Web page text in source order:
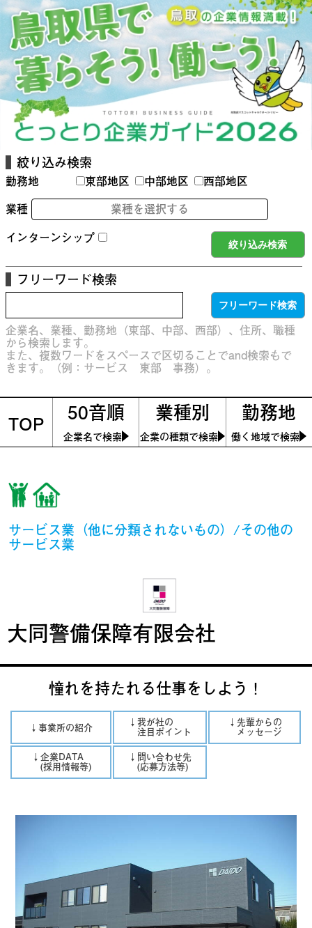
絞り込み検索
勤務地 東部地区 中部地区
西部地区
業種
業種を選択する
インターンシップ
フリーワード検索
企業名、業種、勤務地（東部、中部、西部）、住所、職種
から検索します。
また、複数ワードをスペースで区切ることでand検索もで
きます。（例：サービス 東部 事務）。
TOP 50音順
企業名で検索
業種別
企業の種類で検索
勤務地
働く地域で検索
サービス業（他に分類されないもの）/その他の
サービス業
大同警備保障有限会社
憧れを持たれる仕事をしよう！
↓事業所の紹介 ↓我が社の
注目ポイント
↓先輩からの
メッセージ
↓企業DATA
(採用情報等)
↓問い合わせ先
(応募方法等)